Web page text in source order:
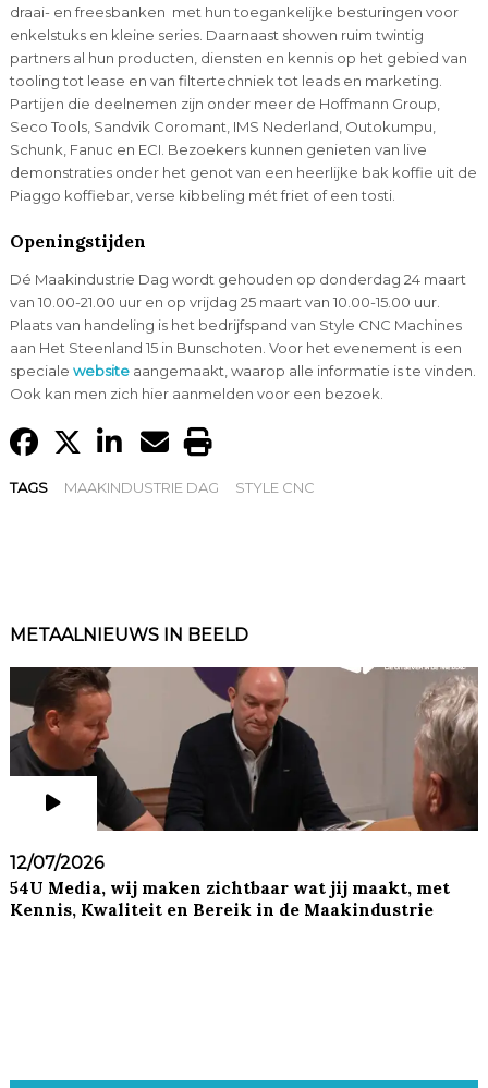
draai- en freesbanken met hun toegankelijke besturingen voor
enkelstuks en kleine series. Daarnaast showen ruim twintig
partners al hun producten, diensten en kennis op het gebied van
tooling tot lease en van filtertechniek tot leads en marketing.
Partijen die deelnemen zijn onder meer de Hoffmann Group,
Seco Tools, Sandvik Coromant, IMS Nederland, Outokumpu,
Schunk, Fanuc en ECI. Bezoekers kunnen genieten van live
demonstraties onder het genot van een heerlijke bak koffie uit de
Piaggo koffiebar, verse kibbeling mét friet of een tosti.
Openingstijden
Dé Maakindustrie Dag wordt gehouden op donderdag 24 maart
van 10.00-21.00 uur en op vrijdag 25 maart van 10.00-15.00 uur.
Plaats van handeling is het bedrijfspand van Style CNC Machines
aan Het Steenland 15 in Bunschoten. Voor het evenement is een
speciale website aangemaakt, waarop alle informatie is te vinden.
Ook kan men zich hier aanmelden voor een bezoek.
TAGS MAAKINDUSTRIE DAG STYLE CNC
METAALNIEUWS IN BEELD
12/07/2026
54U Media, wij maken zichtbaar wat jij maakt, met
Kennis, Kwaliteit en Bereik in de Maakindustrie